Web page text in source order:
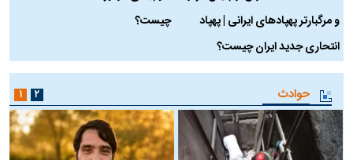
و مرگبارتر پهپادهای ایرانی | پهپاد
انتحاری جدید ایران چیست؟
چیست؟
حوادث ۱ ۲